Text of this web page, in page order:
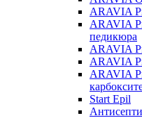
ARAVIA
ARAVIA
педикюра
ARAVIA
ARAVIA
ARAVIA
Start Epil